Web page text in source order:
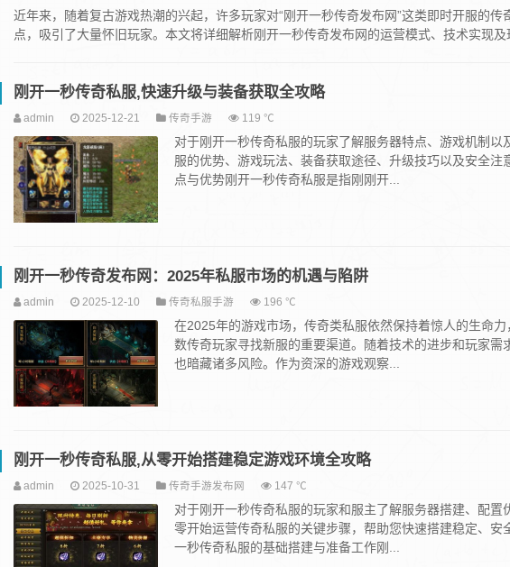
近年来，随着复古游戏热潮的兴起，许多玩家对“刚开一秒传奇发布网”这类即时开服的
点，吸引了大量怀旧玩家。本文将详细解析刚开一秒传奇发布网的运营模式、技术实现
刚开一秒传奇私服,快速升级与装备获取全攻略
admin 2025-12-21 传奇手游 119 ℃
对于刚开一秒传奇私服的玩家了解服务器特点、游戏机制
服的优势、游戏玩法、装备获取途径、升级技巧以及安全
点与优势刚开一秒传奇私服是指刚刚开...
刚开一秒传奇发布网：2025年私服市场的机遇与陷阱
admin 2025-12-10 传奇私服手游 196 ℃
在2025年的游戏市场，传奇类私服依然保持着惊人的生命
数传奇玩家寻找新服的重要渠道。随着技术的进步和玩家
也暗藏诸多风险。作为资深的游戏观察...
刚开一秒传奇私服,从零开始搭建稳定游戏环境全攻略
admin 2025-10-31 传奇手游发布网 147 ℃
对于刚开一秒传奇私服的玩家和服主了解服务器搭建、配
零开始运营传奇私服的关键步骤，帮助您快速搭建稳定、
一秒传奇私服的基础搭建与准备工作刚...